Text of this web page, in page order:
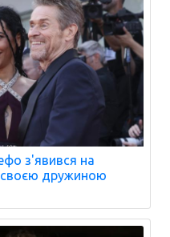
з'явився на
своєю дружиною